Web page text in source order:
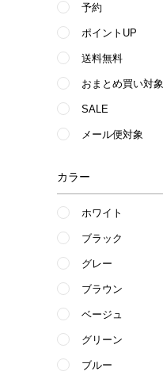
予約
ポイントUP
送料無料
おまとめ買い対象
SALE
メール便対象
カラー
ホワイト
ブラック
グレー
ブラウン
ベージュ
グリーン
ブルー